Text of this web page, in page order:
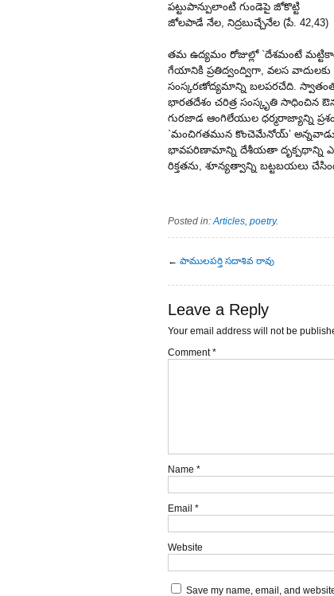
పట్టుపాన్పులాంటి గుండెపై జోకొట్టి
జోలపాడే నేల, నిద్రబుచ్చేనేల (పే. 42,43)
తమ ఉద్యమం రోజుల్లో `దేశమంటే
గేయానికి ప్రతిద్వంద్విగా, వలస వాదులకు
సంస్కరణోద్యమాన్ని బలపరచేది.
భారతదేశం చరిత్ర సంస్కృతి సాధించిన
గురజాడ ఆంగిలేయుల ధర్మరాజ్యాన్ని
`మంచిగతమున కొంచెమేనోయ్‌’
భావపరిణామాన్ని దేశీయతా దృక్పథాన్ని
రిక్తతను, శూన్యత్వాన్ని బట్టబయలు
Posted in:Articles, poetry.
← పాములపర్తి సదాశివ రావు
Leave a Reply
Your email address will not be
Comment*
Name *
Email *
Website
Save my name, email, and